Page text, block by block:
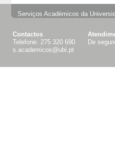
Serviços Académicos da
Contactos
Telefone: 275 320 690
s.academicos@ubi.pt
De